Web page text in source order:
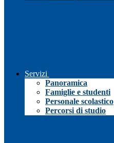
Servizi
Panoramica
Famiglie e studenti
Personale scolastico
Percorsi di studio